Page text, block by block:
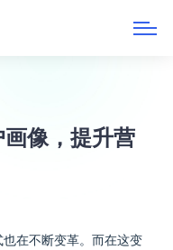
像，提升营
在不断变革。而在这变